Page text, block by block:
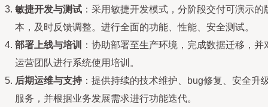
敏捷开发与测试 ：采用敏捷开发模式，分阶段交付可演示的
本，及时反馈调整。进行全面的功能、性能、安全测试。
部署上线与培训
：协助部署至生产环境，完成数据迁移，并
运营团队进行系统使用培训。
后期运维与支持 ：提供持续的技术维护、bug修复、安全升
服务，并根据业务发展需求进行功能迭代。